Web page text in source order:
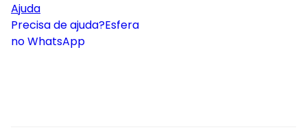
Ajuda
Precisa de ajuda?Esfera
no WhatsApp